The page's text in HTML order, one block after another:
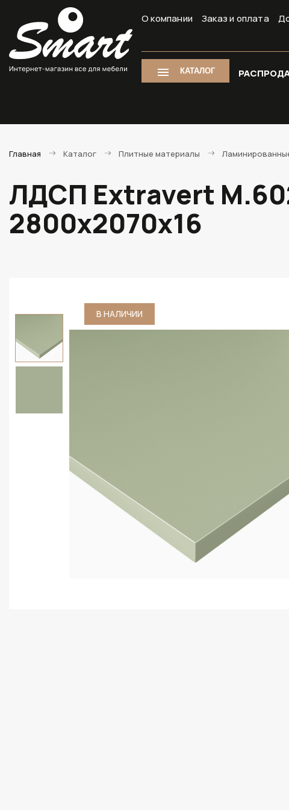
О компании Заказ и оплата
КАТАЛОГ
Главная Каталог Плитные материалы
ЛДСП Extravert
2800х2070х16
В НАЛИЧИИ